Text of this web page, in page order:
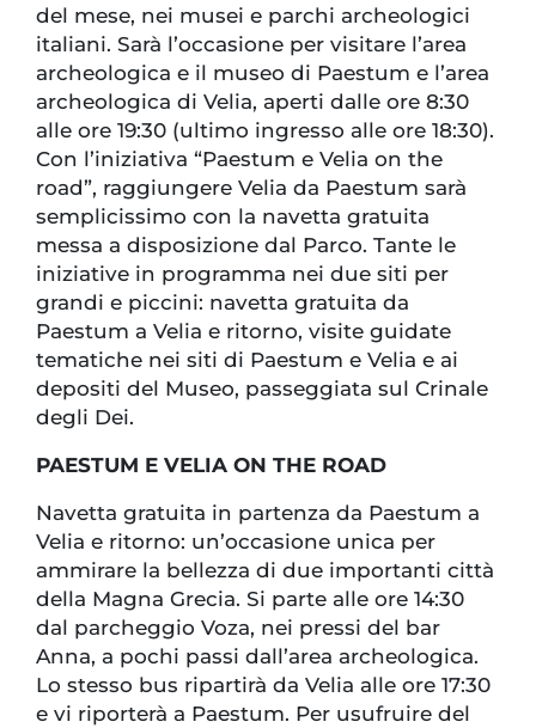
del mese, nei musei e parchi archeologici
italiani. Sarà l’occasione per visitare l’area
archeologica e il museo di Paestum e l’area
archeologica di Velia, aperti dalle ore 8:30
alle ore 19:30 (ultimo ingresso alle ore 18:30).
Con l’iniziativa “Paestum e Velia on the
road”, raggiungere Velia da Paestum sarà
semplicissimo con la navetta gratuita
messa a disposizione dal Parco. Tante le
iniziative in programma nei due siti per
grandi e piccini: navetta gratuita da
Paestum a Velia e ritorno, visite guidate
tematiche nei siti di Paestum e Velia e ai
depositi del Museo, passeggiata sul Crinale
degli Dei.
PAESTUM E VELIA ON THE ROAD
Navetta gratuita in partenza da Paestum a
Velia e ritorno: un’occasione unica per
ammirare la bellezza di due importanti città
della Magna Grecia. Si parte alle ore 14:30
dal parcheggio Voza, nei pressi del bar
Anna, a pochi passi dall’area archeologica.
Lo stesso bus ripartirà da Velia alle ore 17:30
e vi riporterà a Paestum. Per usufruire del